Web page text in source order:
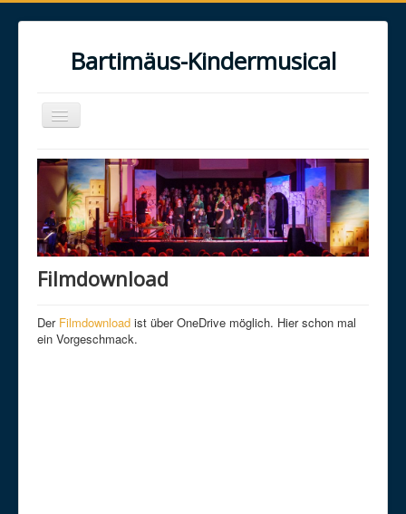
Bartimäus-Kindermusical
Toggle
Navigation
Home
Über uns
Das Musical
Das Projekt
Galerie
Kontakt
Filmdownload
Der Filmdownload ist über OneDrive möglich. Hier schon mal
ein Vorgeschmack.